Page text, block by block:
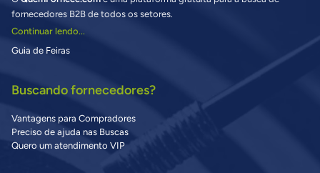
fornecedores B2B de todos os setores.
Continuar lendo...
Guia de Feiras
Buscando fornecedores?
Vantagens para Compradores
Preciso de ajuda nas Buscas
Quero um atendimento VIP